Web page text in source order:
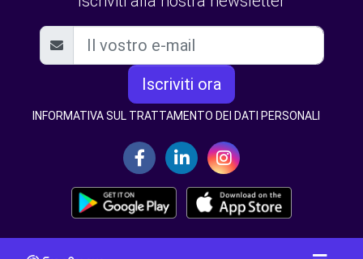
Iscriviti ora
INFORMATIVA SUL TRATTAMENTO DEI DATI PERSONALI